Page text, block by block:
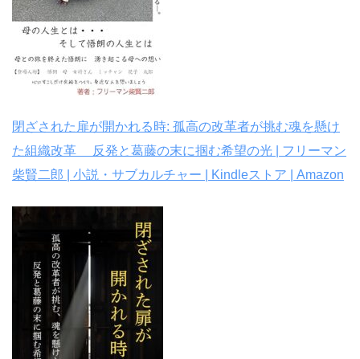
閉ざされた扉が開かれる時: 孤高の改革者が挑む魂を懸け
た組織改革 反発と葛藤の末に掴む希望の光 | フリーマン
柴賢二郎 | 小説・サブカルチャー | Kindleストア | Amazon